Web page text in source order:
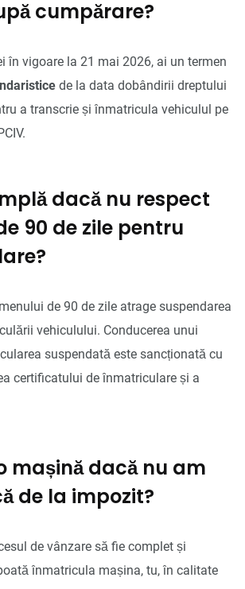
cumpărare?
în vigoare la 21 mai 2026, ai un termen
de la data dobândirii dreptului
a transcrie și înmatricula vehiculul pe
dacă nu respect
90 de zile pentru
de 90 de zile atrage suspendarea
vehiculului. Conducerea unui
suspendată este sancționată cu
certificatului de înmatriculare și a
mașină dacă nu am
de la impozit?
de vânzare să fie complet și
înmatricula mașina, tu, în calitate